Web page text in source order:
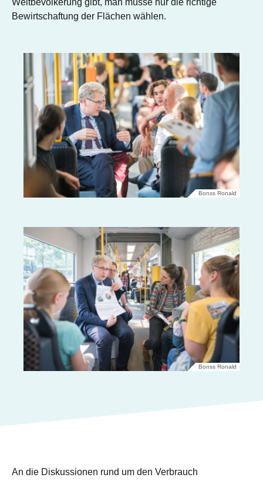
Weltbevölkerung gibt, man müsse nur die richtige
Bewirtschaftung der Flächen wählen.
Bonss Ronald
Bonss Ronald
An die Diskussionen rund um den Verbrauch